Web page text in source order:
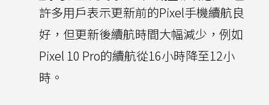
許多用戶表示更新前的Pixel手機續航良
好，但更新後續航時間大幅減少，例如
Pixel 10 Pro的續航從16小時降至12小
時。